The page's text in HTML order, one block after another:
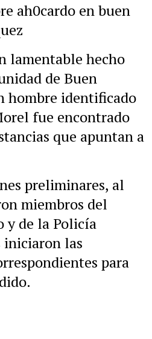
ah0cardo en buen
lamentable hecho
de Buen
hombre identificado
fue encontrado
que apuntan a
preliminares, al
miembros del
y de la Policía
iniciaron las
para